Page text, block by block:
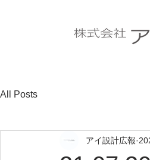
All Posts
アイ設計広報